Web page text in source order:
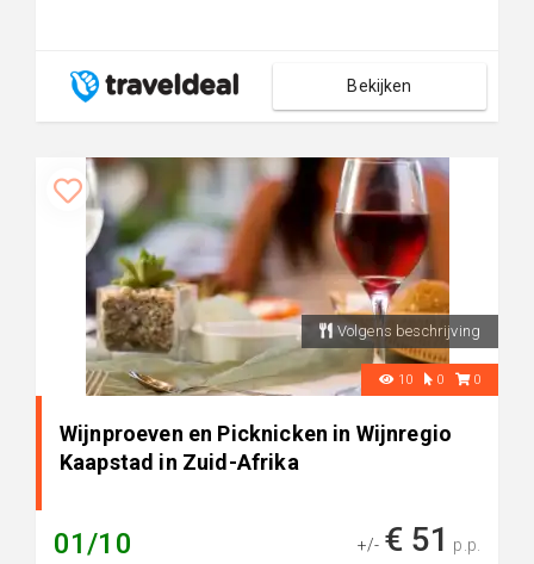
Bekijken
Volgens beschrijving
10 0 0
Wijnproeven en Picknicken in Wijnregio
Kaapstad in Zuid-Afrika
01/10 +/- € 51 p.p.